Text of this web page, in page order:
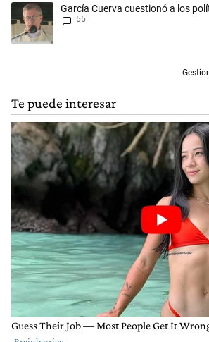
Un artículo de tendencia con el título "García
García Cuerva cuestionó a los
55